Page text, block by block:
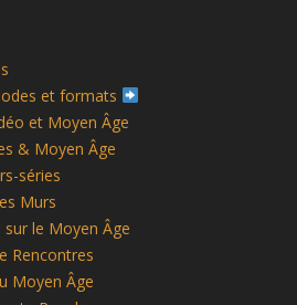
et formats
et Moyen Âge
& Moyen Âge
séries
Murs
sur le Moyen Âge
Rencontres
Moyen Âge